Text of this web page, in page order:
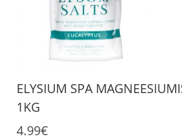
ELYSIUM SPA
1KG
4.99€